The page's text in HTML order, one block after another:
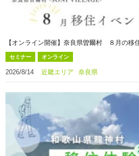
【オンライン開催】奈良県曽爾村 ８月の移
セミナー オンライン
2026/8/14 近畿エリア 奈良県